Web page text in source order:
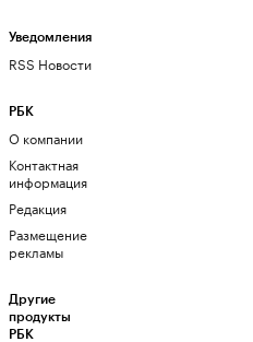
Уведомления
RSS Новости
РБК
О компании
Контактная
информация
Редакция
Размещение
рекламы
Другие
продукты
РБК